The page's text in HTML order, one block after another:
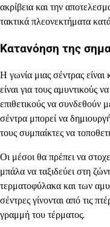
ακρίβεια και την
τακτικά πλεονεκτήματα
Κατανόηση της
Η γωνία μιας σέντρας
είναι για τους αμυντικούς
επιθετικούς να
σέντρα μπορεί να
τους συμπαίκτες να
Οι μέσοι θα πρέπει να
μπάλα να ταξιδεύει στη
τερματοφύλακα και των
σέντρες γίνονται από τις
γραμμή του τέρματος.